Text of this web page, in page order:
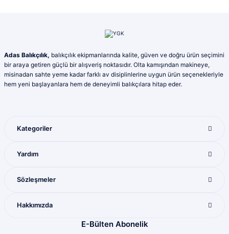
Adas Balıkçılık, balıkçılık ekipmanlarında kalite, güven ve doğru ürün seçimini
bir araya getiren güçlü bir alışveriş noktasıdır. Olta kamışından makineye,
misinadan sahte yeme kadar farklı av disiplinlerine uygun ürün seçenekleriyle
hem yeni başlayanlara hem de deneyimli balıkçılara hitap eder.
Kategoriler
Yardım
Sözleşmeler
Hakkımızda
E-Bülten Abonelik